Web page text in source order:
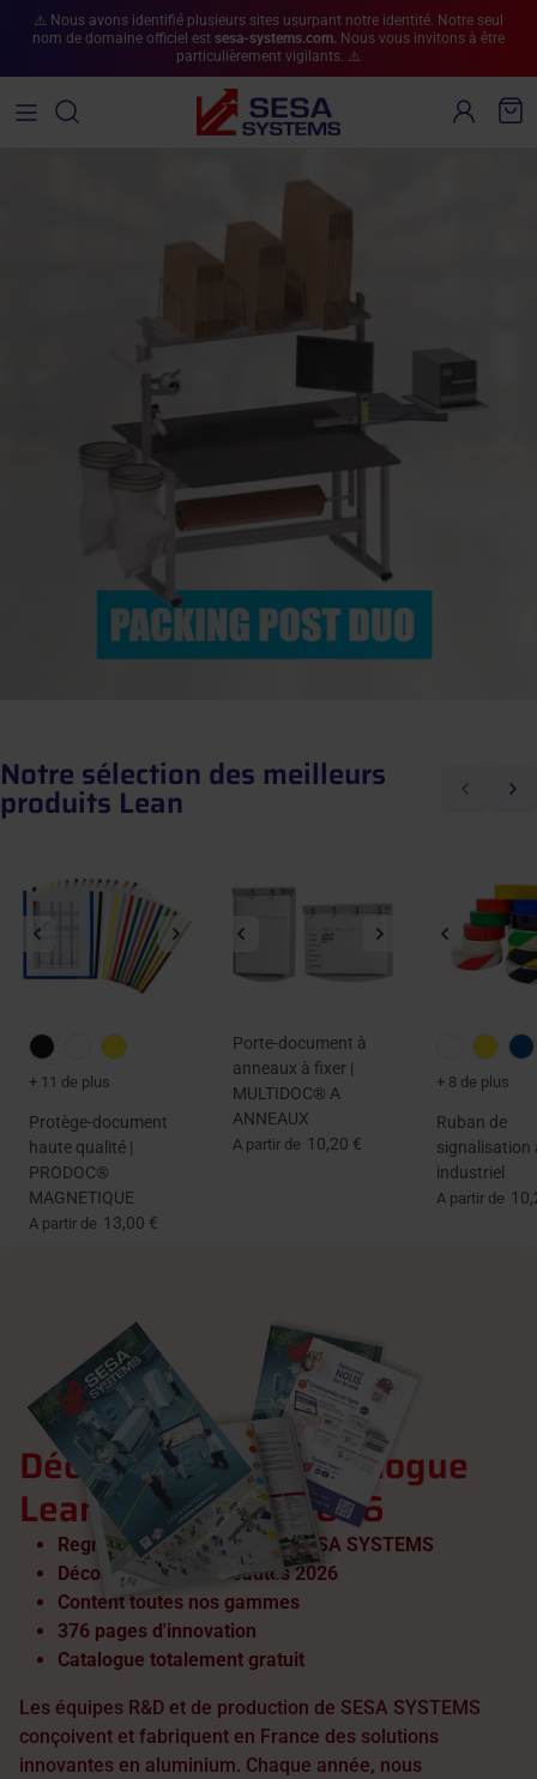
Aller au contenu
⚠️ Nous avons identifié plusieurs sites usurpant notre identité. Notre seul
nom de domaine officiel est sesa-systems.com. Nous vous invitons à être
particulièrement vigilants. ⚠️
Compte
🚀 Découvrez nos solutions logistiques
Notre sélection des meilleurs
produits Lean
Précédent
Protège-document
haute qualité |
PRODOC®
MAGNETIQUE
A partir de 13,00 €
+ 11 de plus
Porte-document à
anneaux à fixer |
MULTIDOC® A
ANNEAUX
A partir de 10,20 €
Ruban de
signalisation
industriel
A partir de
+ 8 de plus
Découvrez notre catalogue
Lean Enterprise 2026
Regroupe tous les produits SESA SYSTEMS
Découvrez nos nouveautés 2026
Content toutes nos gammes
376 pages d'innovation
Catalogue totalement gratuit
Les équipes R&D et de production de SESA SYSTEMS
conçoivent et fabriquent en France des solutions
innovantes en aluminium. Chaque année, nous